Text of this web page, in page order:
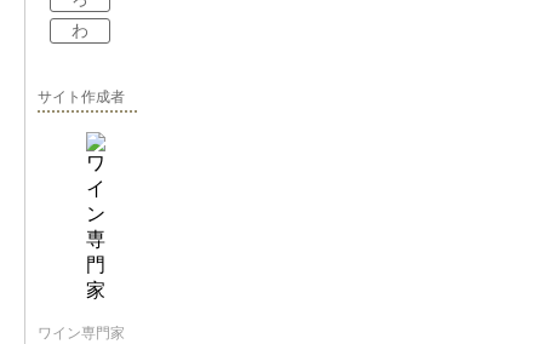
わ
サイト作成者
ワイン専門家